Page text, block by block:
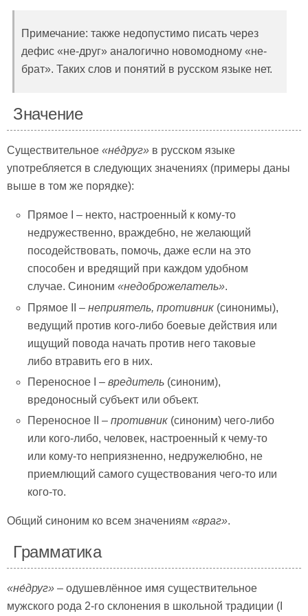
Примечание: также недопустимо писать через
дефис «не-друг» аналогично новомодному «не-
брат». Таких слов и понятий в русском языке нет.
Значение
Существительное «не́друг» в русском языке
употребляется в следующих значениях (примеры даны
выше в том же порядке):
Прямое I – некто, настроенный к кому-то
недружественно, враждебно, не желающий
посодействовать, помочь, даже если на это
способен и вредящий при каждом удобном
случае. Синоним«недоброжелатель».
Прямое II –неприятель, противник (синонимы),
ведущий против кого-либо боевые действия или
ищущий повода начать против него таковые
либо втравить его в них.
Переносное I –вредитель (синоним),
вредоносный субъект или объект.
Переносное II – противник (синоним) чего-либо
или кого-либо, человек, настроенный к чему-то
или кому-то неприязненно, недружелюбно, не
приемлющий самого существования чего-то или
кого-то.
Общий синоним ко всем значениям «враг».
Грамматика
«не́друг» – одушевлённое имя существительное
мужского рода 2-го склонения в школьной традиции (I